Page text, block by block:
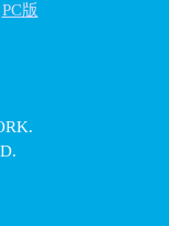
PC版